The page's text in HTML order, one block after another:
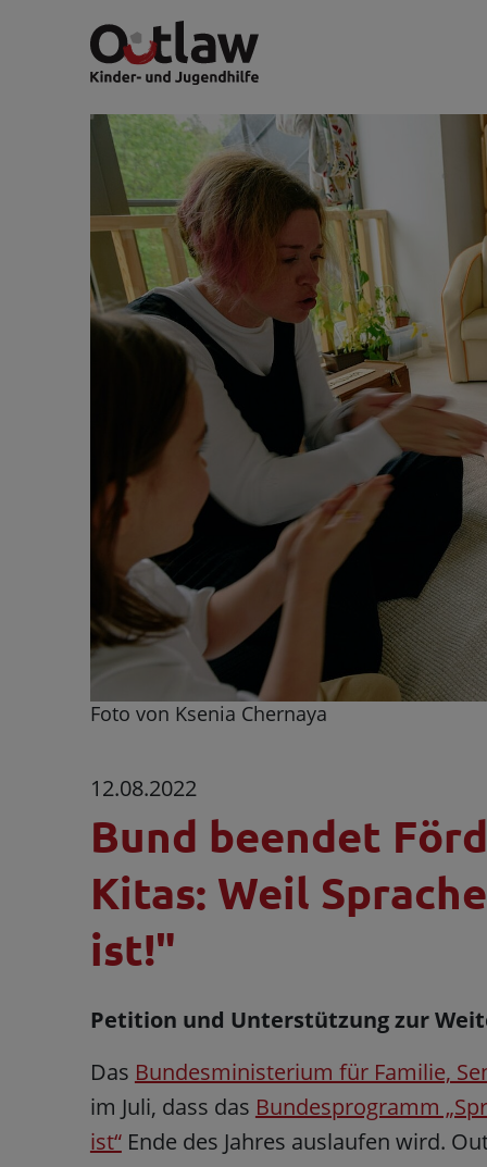
Foto von Ksenia Chernaya
12.08.2022
Bund beendet
Kitas: Weil
ist!"
Petition und Unterstützung zur
Das Bundesministerium für Familie,
im Juli, dass das Bundesprogramm
ist“Ende des Jahres auslaufen wird.